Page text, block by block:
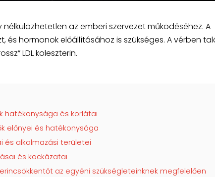
az emberi szervezet működéséhez. A
és hormonok előállításához is szükséges. A vérben
LDL koleszterin.
hatékonysága és korlátai
előnyei és hatékonysága
és alkalmazási területei
és kockázatai
az egyéni szükségleteinknek megfelelően